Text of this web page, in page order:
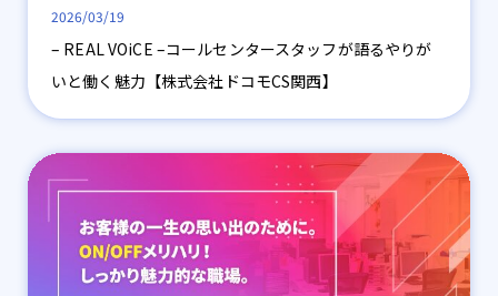
2026/03/19
– REAL VOiCE –コールセンタースタッフが語るやりが
いと働く魅力【株式会社ドコモCS関西】